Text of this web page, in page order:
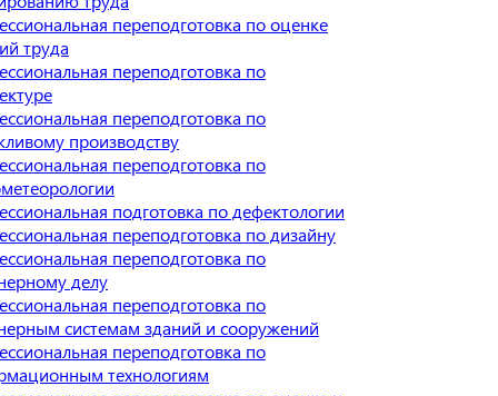
переподготовка по оценке
труда
переподготовка по
переподготовка по
производству
переподготовка по
подготовка по дефектологии
переподготовка по дизайну
переподготовка по
делу
переподготовка по
системам зданий и сооружений
переподготовка по
технологиям